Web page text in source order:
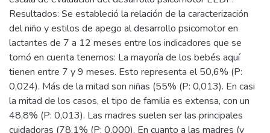
Resultados: Se estableció la relación de la caracterización
del niño y estilos de apego al desarrollo psicomotor en
lactantes de 7 a 12 meses entre los indicadores que se
tomó en cuenta tenemos: La mayoría de los bebés aquí
tienen entre 7 y 9 meses. Esto representa el 50,6% (P:
0,024). Más de la mitad son niñas (55% (P: 0,013). En casi
la mitad de los casos, el tipo de familia es extensa, con un
48,8% (P: 0,013). Las madres suelen ser las principales
cuidadoras (78,1% (P: 0,000). En cuanto a las madres (y